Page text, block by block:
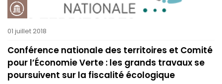
01 juillet 2018
Conférence nationale des territoires et Comité
pour l’Économie Verte : les grands travaux se
poursuivent sur la fiscalité écologique